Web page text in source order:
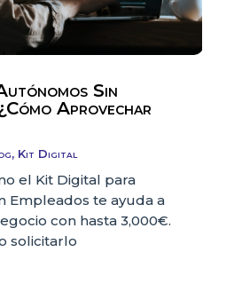
Sin
Aprovechar
, Kit Digital
el Kit Digital para
Empleados te ayuda a
con hasta 3,000€.
solicitarlo